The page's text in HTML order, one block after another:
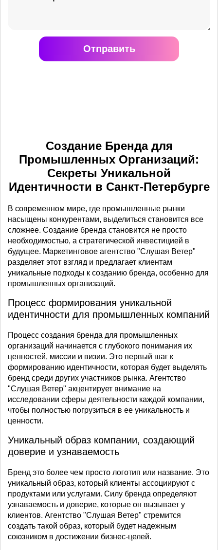
Отправить
Создание Бренда для
Промышленных Организаций:
Секреты Уникальной
Идентичности в Санкт-Петербурге
В современном мире, где промышленные рынки
насыщены конкурентами, выделиться становится все
сложнее. Создание бренда становится не просто
необходимостью, а стратегической инвестицией в
будущее. Маркетинговое агентство "Слушая Ветер"
разделяет этот взгляд и предлагает клиентам
уникальные подходы к созданию бренда, особенно для
промышленных организаций.
Процесс формирования уникальной
идентичности для промышленных компаний
Процесс создания бренда для промышленных
организаций начинается с глубокого понимания их
ценностей, миссии и визии. Это первый шаг к
формированию идентичности, которая будет выделять
бренд среди других участников рынка. Агентство
"Слушая Ветер" акцентирует внимание на
исследовании сферы деятельности каждой компании,
чтобы полностью погрузиться в ее уникальность и
ценности.
Уникальный образ компании, создающий
доверие и узнаваемость
Бренд это более чем просто логотип или название. Это
уникальный образ, который клиенты ассоциируют с
продуктами или услугами. Силу бренда определяют
узнаваемость и доверие, которые он вызывает у
клиентов. Агентство "Слушая Ветер" стремится
создать такой образ, который будет надежным
союзником в достижении бизнес-целей.